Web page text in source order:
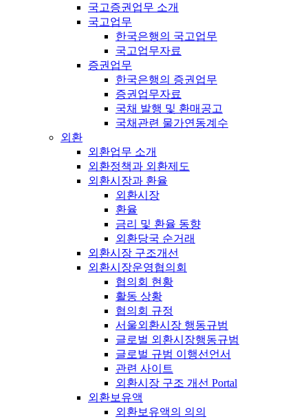
국고증권업무 소개
국고업무
한국은행의 국고업무
국고업무자료
증권업무
한국은행의 증권업무
증권업무자료
국채 발행 및 환매공고
국채관련 물가연동계수
외환
외환업무 소개
외환정책과 외환제도
외환시장과 환율
외환시장
환율
금리 및 환율 동향
외환당국 순거래
외환시장 구조개선
외환시장운영협의회
협의회 현황
활동 상황
협의회 규정
서울외환시장 행동규범
글로벌 외환시장행동규범
글로벌 규범 이행선언서
관련 사이트
외환시장 구조 개선 Portal
외환보유액
외환보유액의 의의